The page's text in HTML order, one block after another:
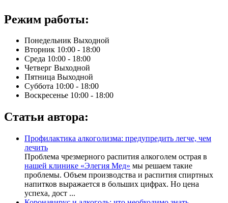
Режим работы:
Понедельник Выходной
Вторник 10:00 - 18:00
Среда 10:00 - 18:00
Четверг Выходной
Пятница Выходной
Суббота 10:00 - 18:00
Воскресенье 10:00 - 18:00
Статьи автора:
Профилактика алкоголизма: предупредить легче, чем
лечить
Проблема чрезмерного распития алкоголем острая в
нашей клинике «Элегия Мед» мы решаем такие
проблемы. Объем производства и распития спиртных
напитков выражается в больших цифрах. Но цена
успеха, дост ...